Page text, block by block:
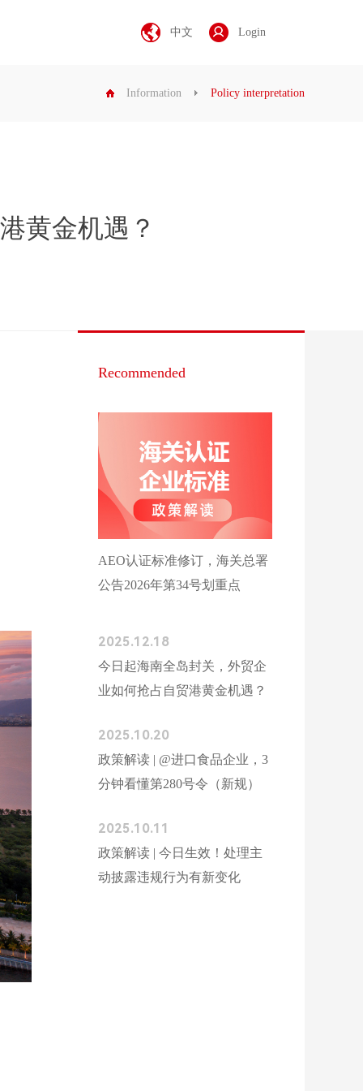
中文 Login
Information Policy interpretation
黄金机遇？
Recommended
AEO认证标准修订，海关总署
公告2026年第34号划重点
2025.12.18
今日起海南全岛封关，外贸企
业如何抢占自贸港黄金机遇？
2025.10.20
政策解读 | @进口食品企业，3
分钟看懂第280号令（新规）
2025.10.11
政策解读 | 今日生效！处理主
动披露违规行为有新变化